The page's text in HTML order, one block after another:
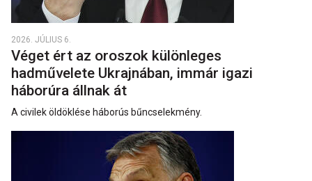
2026. JÚLIUS 6.
Véget ért az oroszok különleges
hadművelete Ukrajnában, immár igazi
háborúra állnak át
A civilek öldöklése háborús bűncselekmény.